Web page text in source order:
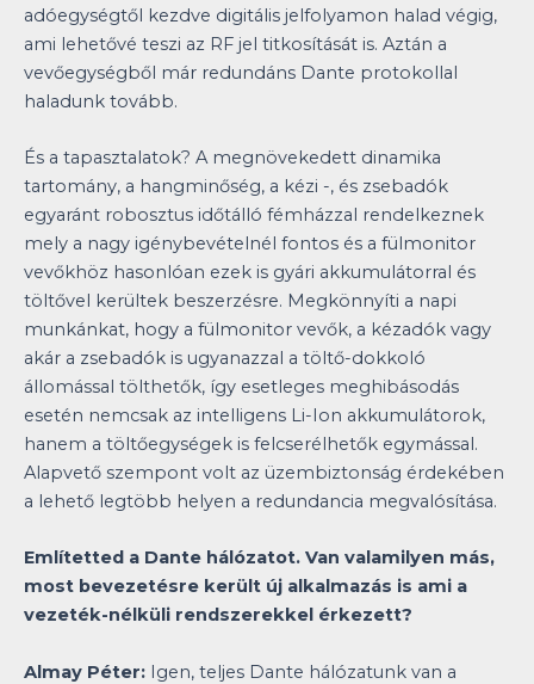
adóegységtől kezdve digitális jelfolyamon halad végig,
ami lehetővé teszi az RF jel titkosítását is. Aztán a
vevőegységből már redundáns Dante protokollal
haladunk tovább.
És a tapasztalatok? A megnövekedett dinamika
tartomány, a hangminőség, a kézi -, és zsebadók
egyaránt robosztus időtálló fémházzal rendelkeznek
mely a nagy igénybevételnél fontos és a fülmonitor
vevőkhöz hasonlóan ezek is gyári akkumulátorral és
töltővel kerültek beszerzésre. Megkönnyíti a napi
munkánkat, hogy a fülmonitor vevők, a kézadók vagy
akár a zsebadók is ugyanazzal a töltő-dokkoló
állomással tölthetők, így esetleges meghibásodás
esetén nemcsak az intelligens Li-Ion akkumulátorok,
hanem a töltőegységek is felcserélhetők egymással.
Alapvető szempont volt az üzembiztonság érdekében
a lehető legtöbb helyen a redundancia megvalósítása.
Említetted a Dante hálózatot. Van valamilyen más,
most bevezetésre került új alkalmazás is ami a
vezeték-nélküli rendszerekkel érkezett?
Almay Péter: Igen, teljes Dante hálózatunk van a